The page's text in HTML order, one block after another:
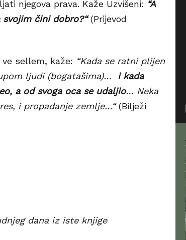
njegova prava. Kaže Uzvišeni: “A
čini dobro?“(Prijevod
sellem, kaže: “Kada se ratni plijen
ljudi (bogatašima)…
i kada
a od svoga oca se udaljio… Neka
i propadanje zemlje…“(Bilježi
dana iz iste knjige